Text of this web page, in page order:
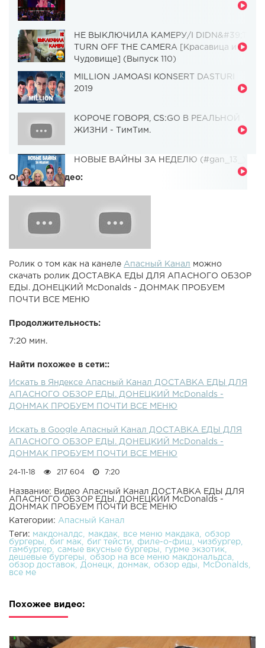
НЕ ВЫКЛЮЧИЛА КАМЕРУ/I DIDN&#39;T
TURN OFF THE CAMERA [Красавица и
Чудовище] (Выпуск 110)
MILLION JAMOASI KONSERT DASTURI
2019
КОРОЧЕ ГОВОРЯ, CS:GO В РЕАЛЬНОЙ
ЖИЗНИ - ТимТим.
НОВЫЕ ВАЙНЫ ЗА НЕДЕЛЮ (#gan_13_)
Описание видео:
Ролик о том как на канеле Апасный Канал можно
скачать ролик ДОСТАВКА ЕДЫ ДЛЯ АПАСНОГО ОБЗОР
ЕДЫ. ДОНЕЦКИЙ McDonalds - ДОНМАК ПРОБУЕМ
ПОЧТИ ВСЕ МЕНЮ
Продолжительность:
7:20 мин.
Найти похожее в сети::
Искать в Яндексе Апасный Канал ДОСТАВКА ЕДЫ ДЛЯ
АПАСНОГО ОБЗОР ЕДЫ. ДОНЕЦКИЙ McDonalds -
ДОНМАК ПРОБУЕМ ПОЧТИ ВСЕ МЕНЮ
Искать в Google Апасный Канал ДОСТАВКА ЕДЫ ДЛЯ
АПАСНОГО ОБЗОР ЕДЫ. ДОНЕЦКИЙ McDonalds -
ДОНМАК ПРОБУЕМ ПОЧТИ ВСЕ МЕНЮ
24-11-18 217 604 7:20
Название: Видео Апасный Канал ДОСТАВКА ЕДЫ ДЛЯ
АПАСНОГО ОБЗОР ЕДЫ. ДОНЕЦКИЙ McDonalds -
ДОНМАК ПРОБУЕМ ПОЧТИ ВСЕ МЕНЮ
Категории: Апасный Канал
Теги: макдоналдс макдак все меню макдака
обзор
бургеры
биг мак биг тейсти филе-о-фиш
чизбургер
гамбургер
самые вкусные бургеры
гурме экзотик
дешевые бургеры
обзор на все меню макдональдса
обзор доставок
Донецк донмак обзор еды
McDonalds
все ме
Похожее видео: